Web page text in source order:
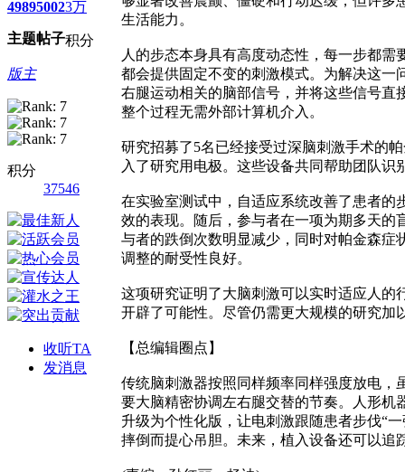
4989
主题
5002
帖子
3万
积分
版主
积分
37546
收听TA
发消息
生活能力。
人的步态本身具有高度动态性，每一步都
都会提供固定不变的刺激模式。为解决这一
右腿运动相关的脑部信号，并将这些信号直
整个过程无需外部计算机介入。
研究招募了5名已经接受过深脑刺激手术的
入了研究用电极。这些设备共同帮助团队
在实验室测试中，自适应系统改善了患者的
效的表现。随后，参与者在一项为期多天的
与者的跌倒次数明显减少，同时对帕金森症
调整的耐受性良好。
这项研究证明了大脑刺激可以实时适应人的
开辟了可能性。尽管仍需更大规模的研究加
【总编辑圈点】
传统脑刺激器按照同样频率同样强度放电，
要大脑精密协调左右腿交替的节奏。人形机
升级为个性化版，让电刺激跟随患者步伐“
摔倒而提心吊胆。未来，植入设备还可以追